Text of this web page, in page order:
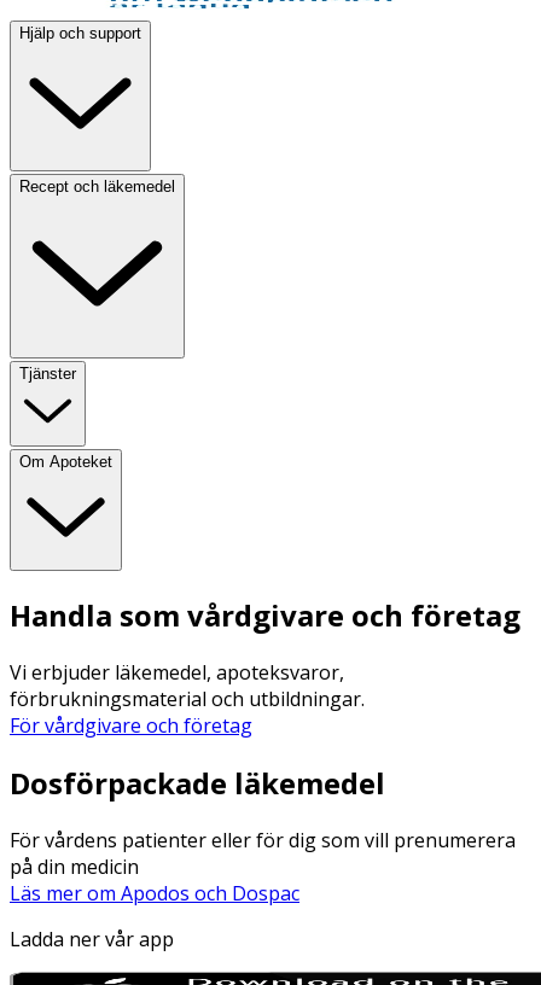
Hjälp och support
Recept och läkemedel
Tjänster
Om Apoteket
Handla som vårdgivare och företag
Vi erbjuder läkemedel, apoteksvaror,
förbrukningsmaterial och utbildningar.
För vårdgivare och företag
Dosförpackade läkemedel
För vårdens patienter eller för dig som vill prenumerera
på din medicin
Läs mer om Apodos och Dospac
Ladda ner vår app